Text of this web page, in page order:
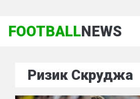
FOOTBALLNEWS
Ризик Скруджа